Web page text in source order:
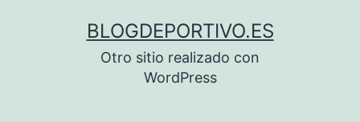
BLOGDEPORTIVO.ES
Otro sitio realizado con
WordPress